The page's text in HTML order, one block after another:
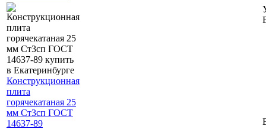
Конструкционная
плита
горячекатаная 25
мм Ст3сп ГОСТ
14637-89